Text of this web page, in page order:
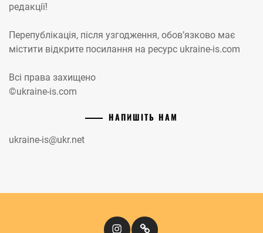
редакції!
Перепублікація, після узгодження, обов’язково має
містити відкрите посилання на ресурс ukraine-is.com
Всі права захищено
©ukraine-is.com
НАПИШІТЬ НАМ
ukraine-is@ukr.net
InstagramКіномандри